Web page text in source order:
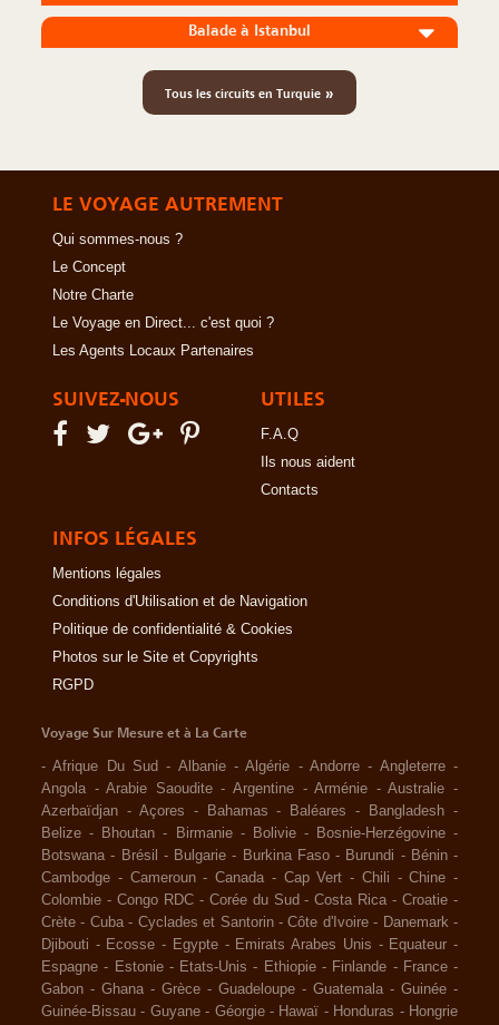
Balade à Istanbul
Tous les circuits en Turquie »
LE VOYAGE AUTREMENT
Qui sommes-nous ?
Le Concept
Notre Charte
Le Voyage en Direct... c'est quoi ?
Les Agents Locaux Partenaires
SUIVEZ-NOUS UTILES
F.A.Q
Ils nous aident
Contacts
INFOS LÉGALES
Mentions légales
Conditions d'Utilisation et de Navigation
Politique de confidentialité & Cookies
Photos sur le Site et Copyrights
RGPD
Voyage Sur Mesure et à La Carte
-Afrique Du Sud - Albanie -Algérie -Andorre - Angleterre -
Angola -Arabie Saoudite -Argentine -Arménie -Australie -
Azerbaïdjan - Açores - Bahamas - Baléares - Bangladesh -
Belize - Bhoutan - Birmanie - Bolivie - Bosnie-Herzégovine -
Botswana - Brésil - Bulgarie - Burkina Faso - Burundi - Bénin -
Cambodge - Cameroun - Canada - Cap Vert - Chili -Chine -
Colombie - Congo RDC - Corée du Sud -Costa Rica -Croatie -
Crète - Cuba - Cyclades et Santorin -Côte d'Ivoire - Danemark -
Djibouti - Ecosse - Egypte - Emirats Arabes Unis - Equateur -
Espagne - Estonie - Etats-Unis - Ethiopie - Finlande - France -
Gabon - Ghana - Grèce - Guadeloupe - Guatemala - Guinée -
Guinée-Bissau - Guyane - Géorgie - Hawaï - Honduras - Hongrie